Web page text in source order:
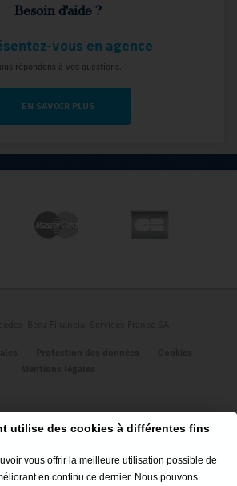
Besoin d'aide ?
vous en agence
répondons à vos questions.
EN SAVOIR PLUS
Tourer)
utilise des cookies à différentes fins
vous offrir la meilleure utilisation possible de
en continu ce dernier. Nous pouvons